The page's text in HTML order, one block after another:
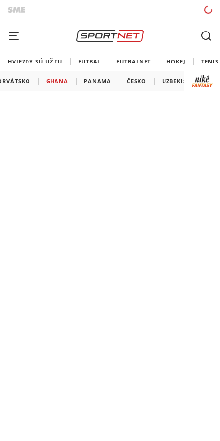
HVIEZDY SÚ UŽ TU FUTBAL FUTBALNET HOKEJ TENIS
GHANA PANAMA ČESKO UZBEKISTAN